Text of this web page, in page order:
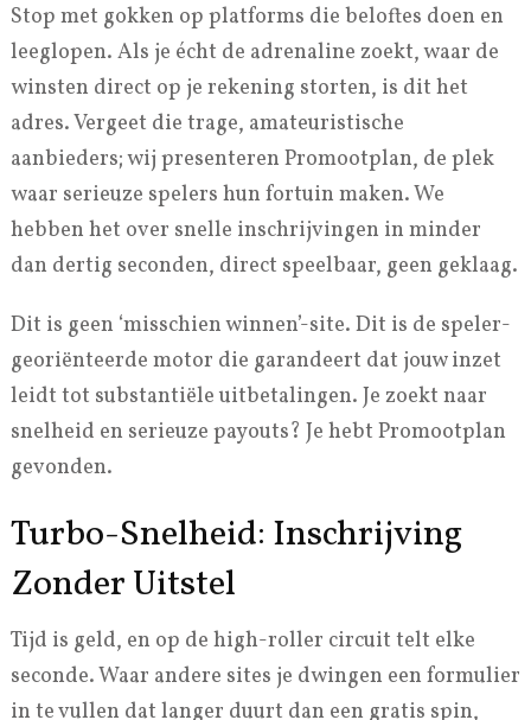
Stop met gokken op platforms die beloftes doen en
leeglopen. Als je écht de adrenaline zoekt, waar de
winsten direct op je rekening storten, is dit het
adres. Vergeet die trage, amateuristische
aanbieders; wij presenteren Promootplan, de plek
waar serieuze spelers hun fortuin maken. We
hebben het over snelle inschrijvingen in minder
dan dertig seconden, direct speelbaar, geen geklaag.
Dit is geen ‘misschien winnen’-site. Dit is de speler-
georiënteerde motor die garandeert dat jouw inzet
leidt tot substantiële uitbetalingen. Je zoekt naar
snelheid en serieuze payouts? Je hebt Promootplan
gevonden.
Turbo-Snelheid: Inschrijving
Zonder Uitstel
Tijd is geld, en op de high-roller circuit telt elke
seconde. Waar andere sites je dwingen een formulier
in te vullen dat langer duurt dan een gratis spin,